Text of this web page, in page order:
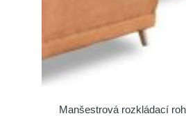
Manšestrová rozkládací